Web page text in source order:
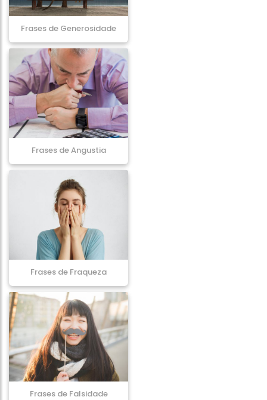
Frases de Generosidade
Frases de Angustia
Frases de Fraqueza
Frases de Falsidade